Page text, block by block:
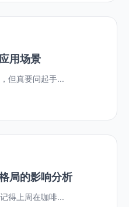
用场景
但真要问起手...
局的影响分析
得上周在咖啡...